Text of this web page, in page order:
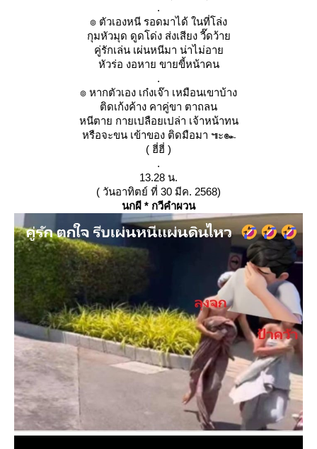
.
๏ ตัวเองหนี รอดมาได้ ในที่โล่ง
กุมหัวมุด ดูดโด่ง ส่งเสียง วี๊ดว้า
คู่รักเล่น เผ่นหนีมา น่าไม่อา
หัวร่อ งอหาย ขายขี้หน้าคน
.
๏ หากตัวเอง เก๋งเจ๊า เหมือนเขาบ้าง
ติดเก้งค้าง คาคู่ขา ตาถลน
หนีตาย กายเปลือยเปล่า เจ้าหน้าทน
หรือจะขน เข้าของ ติดมือมา ๚ะ๛
( ฮี่ฮี่ )
.
13.28 น.
( วันอาทิตย์ ที่ 30 มีค. 2568)
นกผี * กวีคำผวน